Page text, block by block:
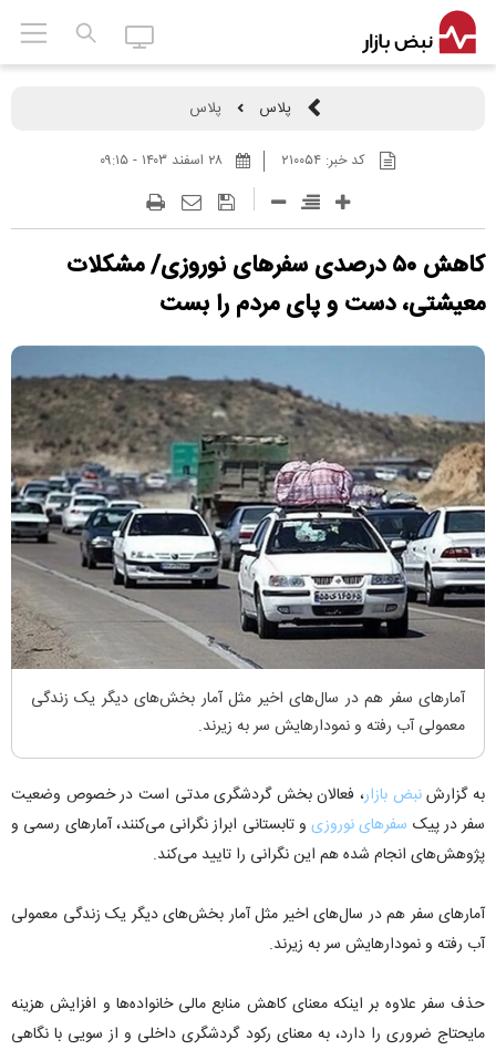
پلاس پلاس
کد خبر: ۲۱۰۰۵۴
کاهش ۵۰ درصدی سفر‌های نوروزی/ مشکلات
معیشتی، دست و پای مردم را بست
آمار‌های سفر هم در سال‌های اخیر مثل آمار بخش‌های دیگر یک زندگی
معمولی آب رفته و نمودارهایش سر به زیرند.
به گزارشنبض بازار، فعالان بخش گردشگری مدتی است در خصوص وضعیت
سفر در پیک سفر‌های نوروزی و تابستانی ابراز نگرانی می‌کنند، آمار‌های رسمی و
پژوهش‌های انجام شده هم این نگرانی را تایید می‌کند.
آمار‌های سفر هم در سال‌های اخیر مثل آمار بخش‌های دیگر یک زندگی معمولی
آب رفته و نمودارهایش سر به زیرند.
حذف سفر علاوه بر اینکه معنای کاهش منابع مالی خانواده‌ها و افزایش هزینه
مایحتاج ضروری را دارد، به معنای رکود گردشگری داخلی و از سویی با نگاهی